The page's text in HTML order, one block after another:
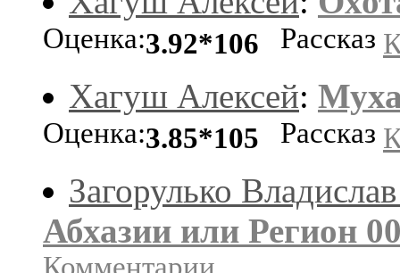
Оценка:3.92*106 Рассказ
Хагуш Алексей:
Оценка:3.85*105 Рассказ
Загорулько
Абхазии или Регион